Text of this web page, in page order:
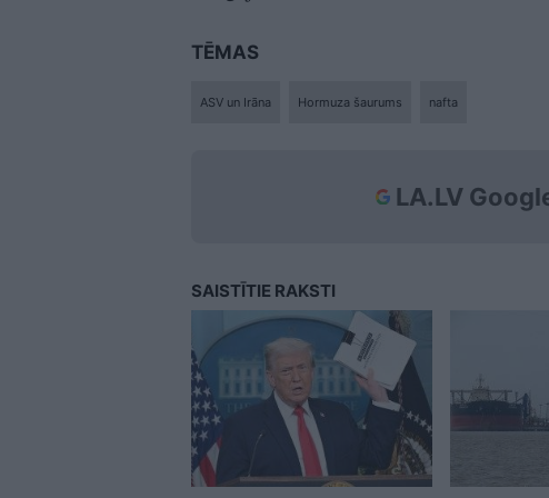
TĒMAS
ASV un Irāna Hormuza šaurums nafta
LA.LV
SAISTĪTIE RAKSTI